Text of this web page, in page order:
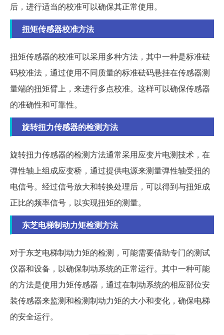
后，进行适当的校准可以确保其正常使用。
扭矩传感器校准方法
扭矩传感器的校准可以采用多种方法，其中一种是标准砝
码校准法，通过使用不同质量的标准砝码悬挂在传感器测
量端的扭矩臂上，来进行多点校准。这样可以确保传感器
的准确性和可靠性。
旋转扭力传感器的检测方法
旋转扭力传感器的检测方法通常采用应变片电测技术，在
弹性轴上组成应变桥，通过提供电源来测量弹性轴受扭的
电信号。经过信号放大和转换处理后，可以得到与扭矩成
正比的频率信号，以实现扭矩的测量。
东芝电梯制动力矩检测方法
对于东芝电梯制动力矩的检测，可能需要借助专门的测试
仪器和设备，以确保制动系统的正常运行。其中一种可能
的方法是使用力矩传感器，通过在制动系统的相应部位安
装传感器来监测和检测制动力矩的大小和变化，确保电梯
的安全运行。